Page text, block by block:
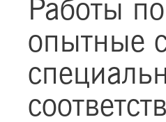
Работы
опытные